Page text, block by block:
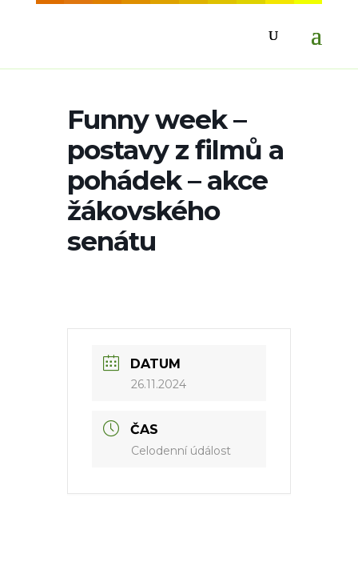
Funny week –
postavy z filmů a
pohádek – akce
žákovského
senátu
DATUM
26.11.2024
ČAS
Celodenní údálost